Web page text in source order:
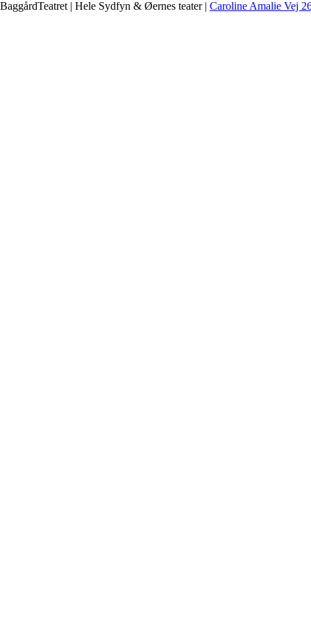
BaggårdTeatret | Hele Sydfyn & Øernes teater | Caroline Amalie Vej